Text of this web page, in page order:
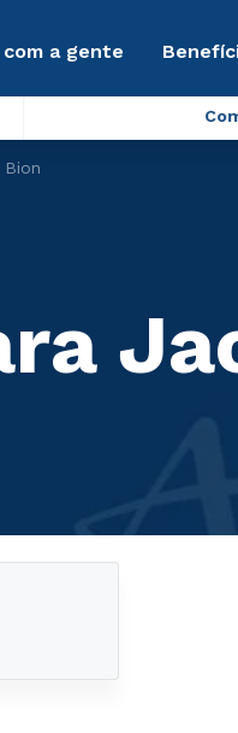
a gente